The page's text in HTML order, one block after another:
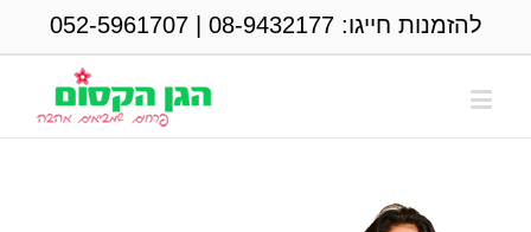
להזמנות חייגו:08-9432177
|
052-5961707 אודות